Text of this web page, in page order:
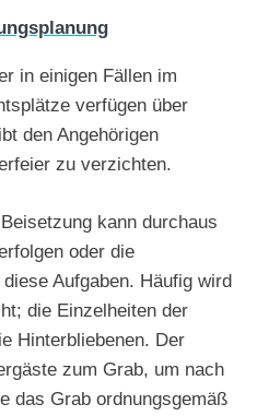
in einigen Fällen im
verfügen über
den Angehörigen
zu verzichten.
kann durchaus
oder die
Aufgaben. Häufig wird
die Einzelheiten der
Hinterbliebenen. Der
zum Grab, um nach
das Grab ordnungsgemäß